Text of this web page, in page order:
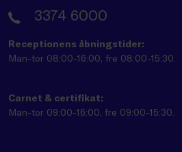
3374 6000
Receptionens åbningstider:
Man-tor 08:00-16:00, fre 08:00-15:30.
Carnet & certifikat:
Man-tor 09:00-16:00, fre 09:00-15:30.